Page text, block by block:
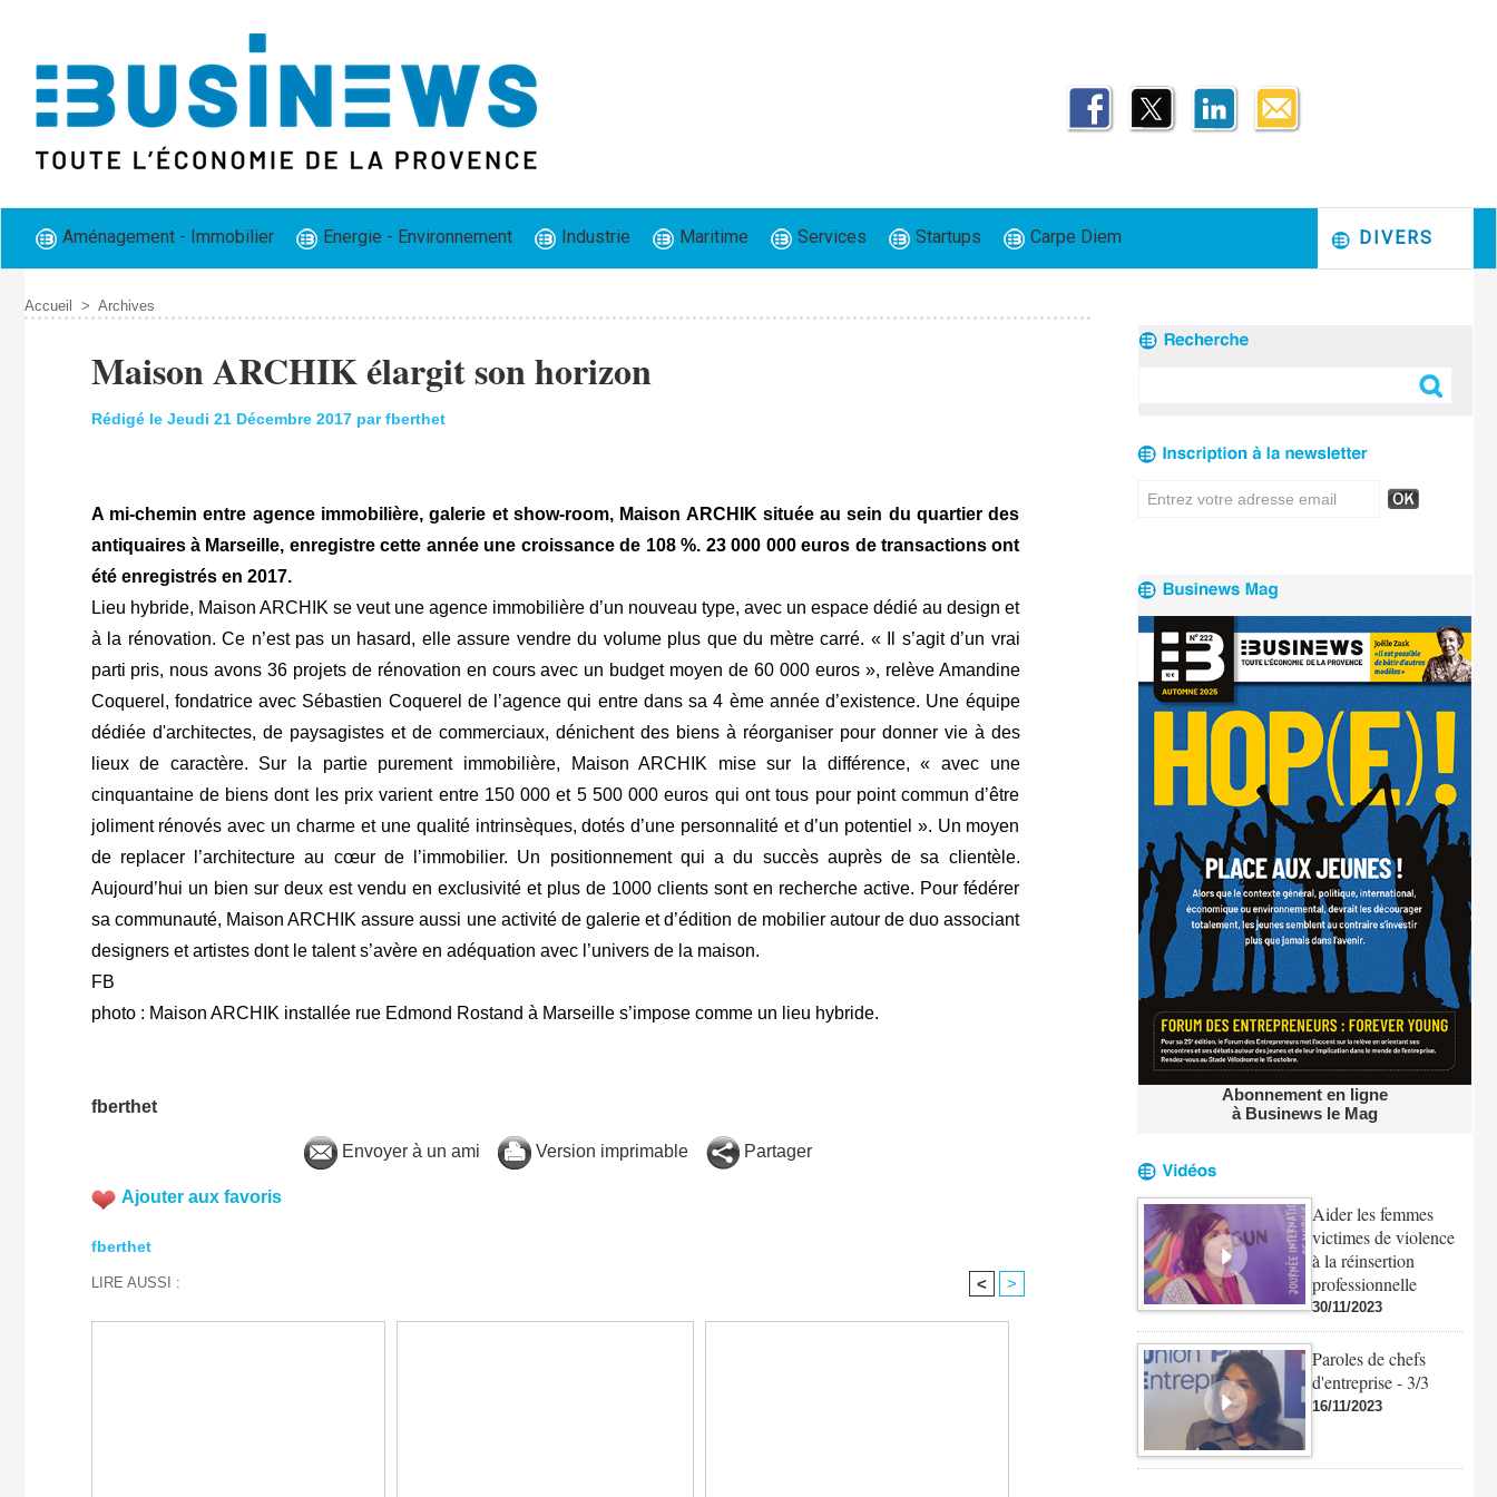
Aménagement - Immobilier Energie - Environnement Industrie Maritime Services Startups Carpe Diem DIVERS
Accueil > Archives
Maison ARCHIK élargit son horizon
Rédigé le Jeudi 21 Décembre 2017 par fberthet
A mi-chemin entre agence immobilière, galerie et show-room, Maison ARCHIK située au sein du quartier des
antiquaires à Marseille, enregistre cette année une croissance de 108 %. 23 000 000 euros de transactions ont
été enregistrés en 2017.
Lieu hybride, Maison ARCHIK se veut une agence immobilière d’un nouveau type, avec un espace dédié au design et
à la rénovation. Ce n’est pas un hasard, elle assure vendre du volume plus que du mètre carré. « Il s’agit d’un vrai
parti pris, nous avons 36 projets de rénovation en cours avec un budget moyen de 60 000 euros », relève Amandine
Coquerel, fondatrice avec Sébastien Coquerel de l’agence qui entre dans sa 4 ème année d’existence. Une équipe
dédiée d'architectes, de paysagistes et de commerciaux, dénichent des biens à réorganiser pour donner vie à des
lieux de caractère. Sur la partie purement immobilière, Maison ARCHIK mise sur la différence, « avec une
cinquantaine de biens dont les prix varient entre 150 000 et 5 500 000 euros qui ont tous pour point commun d’être
joliment rénovés avec un charme et une qualité intrinsèques, dotés d’une personnalité et d’un potentiel ». Un moyen
de replacer l’architecture au cœur de l’immobilier. Un positionnement qui a du succès auprès de sa clientèle.
Aujourd’hui un bien sur deux est vendu en exclusivité et plus de 1000 clients sont en recherche active. Pour fédérer
sa communauté, Maison ARCHIK assure aussi une activité de galerie et d’édition de mobilier autour de duo associant
designers et artistes dont le talent s’avère en adéquation avec l’univers de la maison.
FB
photo : Maison ARCHIK installée rue Edmond Rostand à Marseille s’impose comme un lieu hybride.
fberthet
Envoyer à un ami Version imprimable Partager
Ajouter aux favoris
fberthet
LIRE AUSSI : < >
Abonnement en ligne
à Businews le Mag
Aider les femmes
victimes de violence
à la réinsertion
professionnelle
30/11/2023
Paroles de chefs
d'entreprise - 3/3
16/11/2023